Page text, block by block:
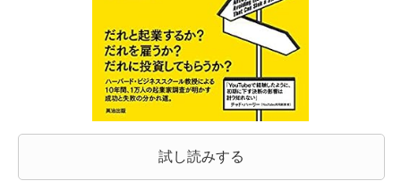
試し読みする